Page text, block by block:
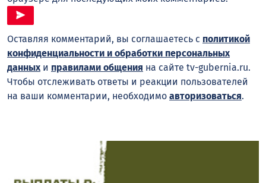
Оставляя комментарий, вы соглашаетесь с политикой
конфиденциальности и обработки персональных
данныхи правилами общения на сайте tv-gubernia.ru.
Чтобы отслеживать ответы и реакции пользователей
на ваши комментарии, необходимо авторизоваться.